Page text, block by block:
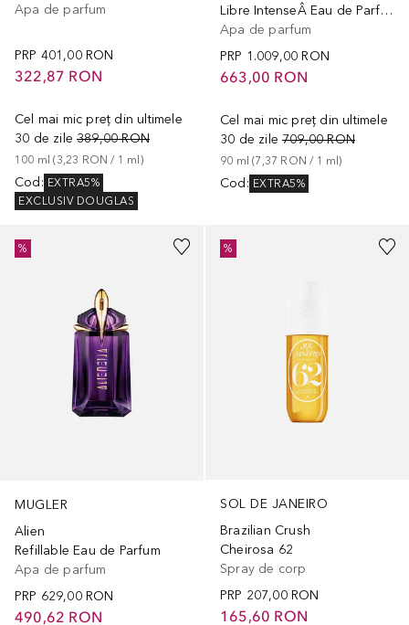
Apa de parfum
PRP 401,00 RON
322,87 RON
Cel mai mic preț din ultimele
30 de zile 389,00 RON
100 ml (3,23 RON / 1 ml )
Cod: EXTRA5%
EXCLUSIV DOUGLAS
Libre IntenseÂ Eau de Parfum
Apa de parfum
PRP 1.009,00 RON
663,00 RON
Cel mai mic preț din ultimele
30 de zile 709,00 RON
90 ml (7,37 RON / 1 ml)
Cod : EXTRA5%
MUGLER
Alien
Refillable Eau de Parfum
Apa de parfum
PRP 629,00 RON
490,62 RON
%
SOL DE JANEIRO
Brazilian Crush
Cheirosa 62
Spray de corp
PRP 207,00 RON
165,60 RON
%